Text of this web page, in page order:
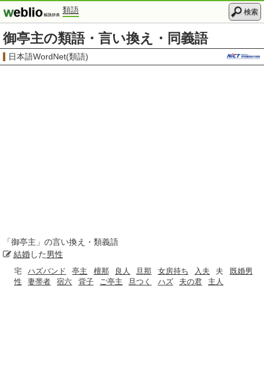
類語 検索
御亭主の類語・言い換え・同義語
日本語WordNet(類語)
「御亭主 」の言い換え・類義語
結婚した男性
宅 ハズバンド 亭主 檀那 良人 旦那 女房持ち 入夫 夫
既婚男
性
妻帯者 宿六 背子 ご亭主 旦つく ハズ 夫の君 主人